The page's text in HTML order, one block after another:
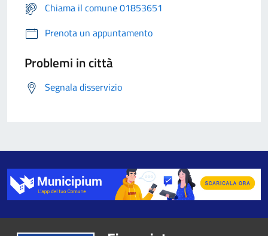
Chiama il comune 01853651
Prenota un appuntamento
Problemi in città
Segnala disservizio